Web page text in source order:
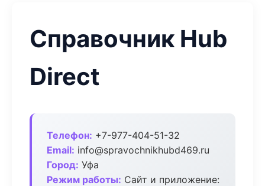
Справочник Hub
Direct
Телефон: +7-977-404-51-32
Email: info@spravochnikhubd469.ru
Город: Уфа
Режим работы: Сайт и приложение: